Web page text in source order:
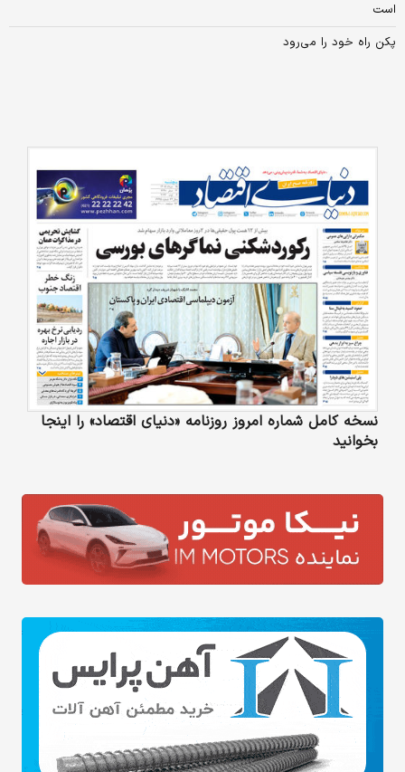
است
پکن راه خود را می‌رود
نسخه کامل شماره امروز روزنامه «دنیای‌ اقتصاد» را اینجا
بخوانید